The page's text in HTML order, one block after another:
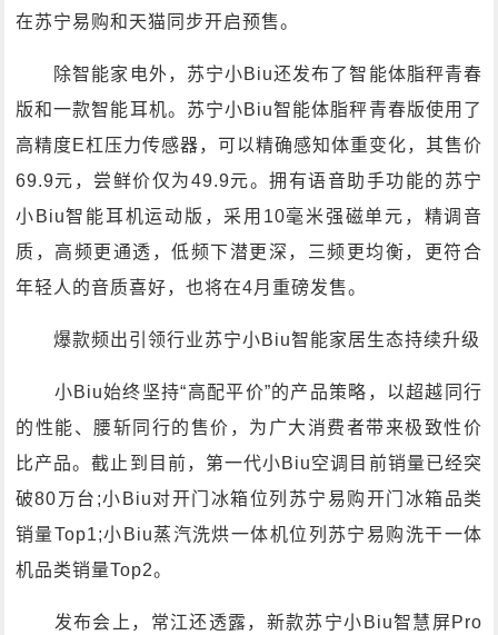
在苏宁易购和天猫同步开启预售。
除智能家电外，苏宁小Biu还发布了智能体脂秤青春
版和一款智能耳机。苏宁小Biu智能体脂秤青春版使用了
高精度E杠压力传感器，可以精确感知体重变化，其售价
69.9元，尝鲜价仅为49.9元。拥有语音助手功能的苏宁
小Biu智能耳机运动版，采用10毫米强磁单元，精调音
质，高频更通透，低频下潜更深，三频更均衡，更符合
年轻人的音质喜好，也将在4月重磅发售。
爆款频出引领行业苏宁小Biu智能家居生态持续升级
小Biu始终坚持“高配平价”的产品策略，以超越同行
的性能、腰斩同行的售价，为广大消费者带来极致性价
比产品。截止到目前，第一代小Biu空调目前销量已经突
破80万台;小Biu对开门冰箱位列苏宁易购开门冰箱品类
销量Top1;小Biu蒸汽洗烘一体机位列苏宁易购洗干一体
机品类销量Top2。
发布会上，常江还透露，新款苏宁小Biu智慧屏Pro